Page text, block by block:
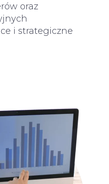
oraz
i strategiczne